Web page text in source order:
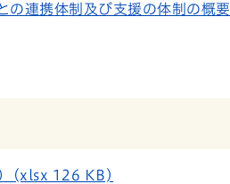
の連携体制及び支援の体制の概要
）(xlsx 126 KB)